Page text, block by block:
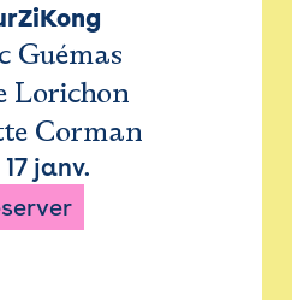
Guémas
Lorichon
Corman
17 janv.